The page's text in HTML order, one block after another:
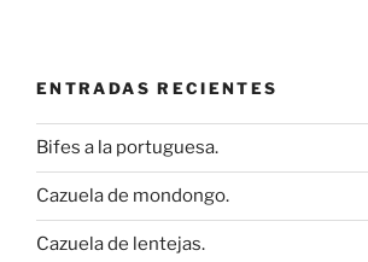
ENTRADAS RECIENTES
Bifes a la portuguesa.
Cazuela de mondongo.
Cazuela de lentejas.